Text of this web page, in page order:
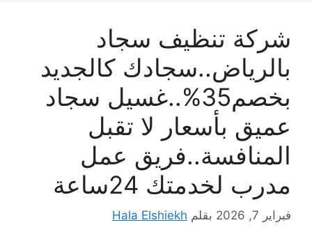
شركة تنظيف سجاد
بالرياض..سجادك كالجديد
بخصم35%..غسيل سجاد
عميق بأسعار لا تقبل
المنافسة..فريق عمل
مدرب لخدمتك 24ساعة
فبراير 7, 2026 بقلم Hala Elshiekh